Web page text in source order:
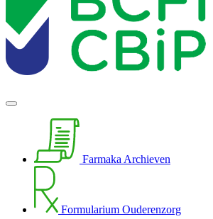
Farmaka Archieven
Formularium Ouderenzorg